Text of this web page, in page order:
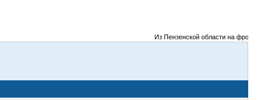
Из Пензенской области на фронты